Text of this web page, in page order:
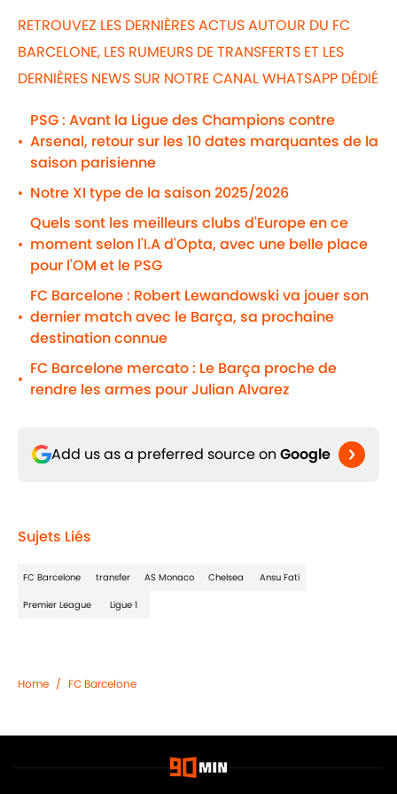
RETROUVEZ LES DERNIÈRES ACTUS AUTOUR DU FC
BARCELONE, LES RUMEURS DE TRANSFERTS ET LES
DERNIÈRES NEWS SUR NOTRE CANAL WHATSAPP DÉDIÉ
•
PSG : Avant la Ligue des Champions contre
Arsenal, retour sur les 10 dates marquantes de la
saison parisienne
• Notre XI type de la saison 2025/2026
•
Quels sont les meilleurs clubs d'Europe en ce
moment selon l'I.A d'Opta, avec une belle place
pour l'OM et le PSG
•
FC Barcelone : Robert Lewandowski va jouer son
dernier match avec le Barça, sa prochaine
destination connue
•
FC Barcelone mercato : Le Barça proche de
rendre les armes pour Julian Alvarez
Add us as a preferred source on Google
Sujets Liés
FC Barcelone transfer AS Monaco Chelsea Ansu Fati
Premier League Ligue 1
Home / FC Barcelone